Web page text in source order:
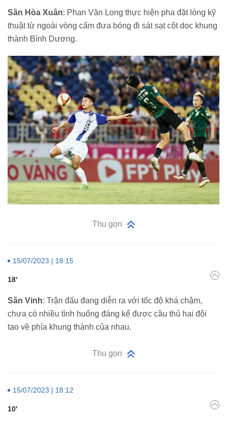
Sân Hòa Xuân: Phan Văn Long thực hiện pha đặt lòng kỹ
thuật từ ngoài vòng cấm đưa bóng đi sát sạt cột dọc khung
thành Bình Dương.
Thu gọn
15/07/2023 | 18:15
18'
Sân Vinh: Trận đấu đang diễn ra với tốc độ khá chậm,
chưa có nhiều tình huống đáng kể được cầu thủ hai đội
tạo về phía khung thành của nhau.
Thu gọn
15/07/2023 | 18:12
10'